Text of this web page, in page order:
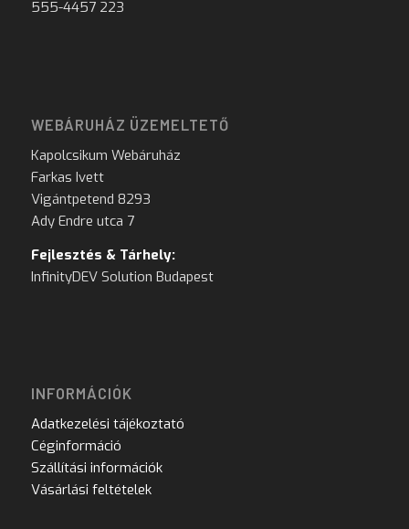
555-4457 223
WEBÁRUHÁZ ÜZEMELTETŐ
Kapolcsikum Webáruház
Farkas Ivett
Vigántpetend 8293
Ady Endre utca 7
Fejlesztés & Tárhely:
InfinityDEV Solution Budapest
INFORMÁCIÓK
Adatkezelési tájékoztató
Céginformáció
Szállítási információk
Vásárlási feltételek